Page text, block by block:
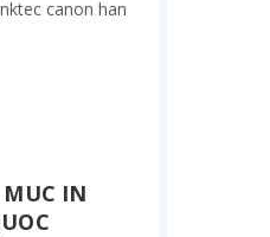
IN